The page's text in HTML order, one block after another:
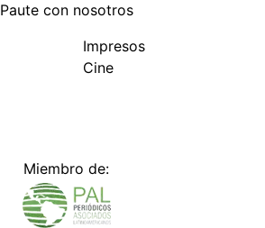
Paute con nosotros
Impresos
Cine
Miembro de: